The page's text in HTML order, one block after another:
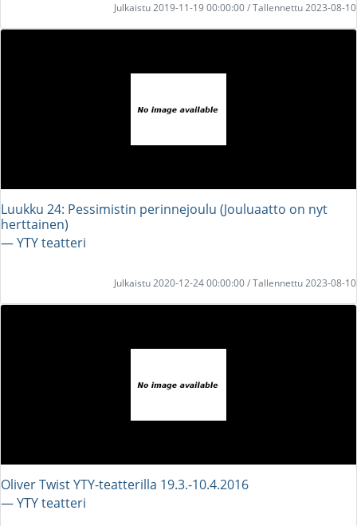
Julkaistu 2019-11-19 00:00:00 / Tallennettu 2023-08-10
Luukku 24: Pessimistin perinnejoulu (Jouluaatto on nyt
herttainen)
― YTY teatteri
Julkaistu 2020-12-24 00:00:00 / Tallennettu 2023-08-10
Oliver Twist YTY-teatterilla 19.3.-10.4.2016
― YTY teatteri